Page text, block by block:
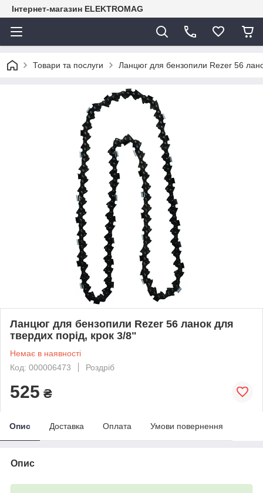
Інтернет-магазин ELEKTROMAG
Товари та послуги Ланцюг для бензопили Rezer 56
Ланцюг для бензопили Rezer 56 ланок для
твердих порід, крок 3/8"
Немає в наявності
Код: 000006473
Роздріб
525 ₴
Опис Доставка Оплата Умови повернення
Опис